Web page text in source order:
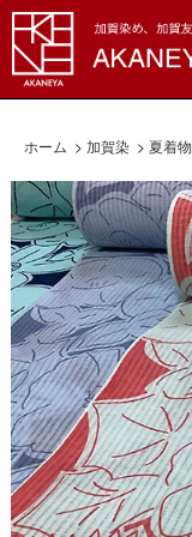
ホーム > 加賀染 > 夏着物